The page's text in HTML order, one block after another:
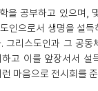
을 공부하고 있으며,
인으로서 생명을 설
그리스도인과 그 공동
고 이를 앞장서서 설
마음으로 전시회를